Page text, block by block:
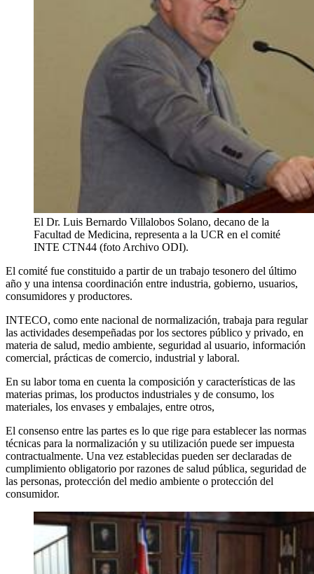
El Dr. Luis Bernardo Villalobos Solano, decano de la
Facultad de Medicina, representa a la UCR en el comité
INTE CTN44 (foto Archivo ODI).
El comité fue constituido a partir de un trabajo tesonero del último
año y una intensa coordinación entre industria, gobierno, usuarios,
consumidores y productores.
INTECO, como ente nacional de normalización, trabaja para regular
las actividades desempeñadas por los sectores público y privado, en
materia de salud, medio ambiente, seguridad al usuario, información
comercial, prácticas de comercio, industrial y laboral.
En su labor toma en cuenta la composición y características de las
materias primas, los productos industriales y de consumo, los
materiales, los envases y embalajes, entre otros,
El consenso entre las partes es lo que rige para establecer las normas
técnicas para la normalización y su utilización puede ser impuesta
contractualmente. Una vez establecidas pueden ser declaradas de
cumplimiento obligatorio por razones de salud pública, seguridad de
las personas, protección del medio ambiente o protección del
consumidor.